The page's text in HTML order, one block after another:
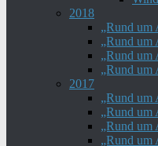
2018
„Rund um
„Rund um
„Rund um
„Rund um
2017
„Rund um
„Rund um
„Rund um
„Rund um